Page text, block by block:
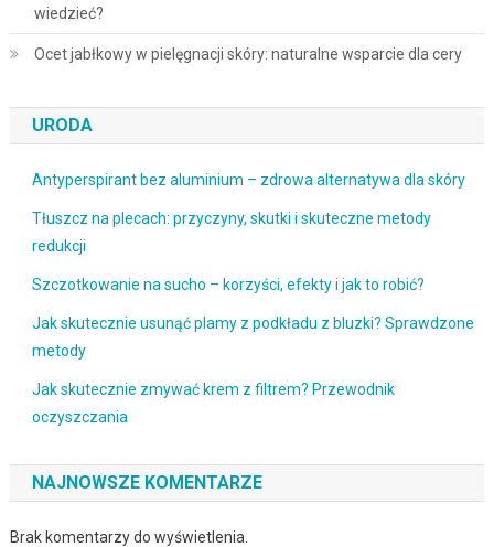
wiedzieć?
Ocet jabłkowy w pielęgnacji skóry: naturalne wsparcie dla cery
URODA
Antyperspirant bez aluminium – zdrowa alternatywa dla skóry
Tłuszcz na plecach: przyczyny, skutki i skuteczne metody
redukcji
Szczotkowanie na sucho – korzyści, efekty i jak to robić?
Jak skutecznie usunąć plamy z podkładu z bluzki? Sprawdzone
metody
Jak skutecznie zmywać krem z filtrem? Przewodnik
oczyszczania
NAJNOWSZE KOMENTARZE
Brak komentarzy do wyświetlenia.